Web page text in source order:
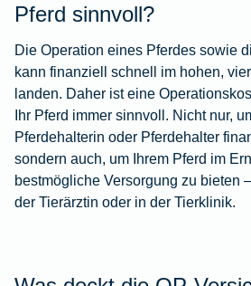
Pferd sinnvoll?
Die Operation eines Pferdes sowie
kann finanziell schnell im hohen,
landen. Daher ist eine
Ihr Pferd immer sinnvoll. Nicht nur,
Pferdehalterin oder Pferdehalter
sondern auch, um Ihrem Pferd im
bestmögliche Versorgung zu bieten
der Tierärztin oder in der Tierklinik.